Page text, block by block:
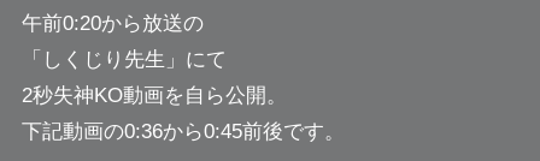
午前0:20から放送の
「しくじり先生」にて
2秒失神KO動画を自ら公開。
下記動画の0:36から0:45前後です。